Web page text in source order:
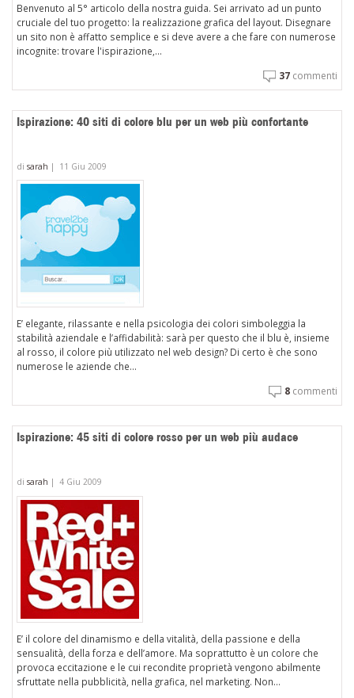
Benvenuto al 5° articolo della nostra guida. Sei arrivato ad un punto
cruciale del tuo progetto: la realizzazione grafica del layout. Disegnare
un sito non è affatto semplice e si deve avere a che fare con numerose
incognite: trovare l'ispirazione,...
37 commenti
Ispirazione: 40 siti di colore blu per un web più confortante
di sarah | 11 Giu 2009
E’ elegante, rilassante e nella psicologia dei colori simboleggia la
stabilità aziendale e l’affidabilità: sarà per questo che il blu è, insieme
al rosso, il colore più utilizzato nel web design? Di certo è che sono
numerose le aziende che...
8 commenti
Ispirazione: 45 siti di colore rosso per un web più audace
di sarah | 4 Giu 2009
E’ il colore del dinamismo e della vitalità, della passione e della
sensualità, della forza e dell’amore. Ma soprattutto è un colore che
provoca eccitazione e le cui recondite proprietà vengono abilmente
sfruttate nella pubblicità, nella grafica, nel marketing. Non...